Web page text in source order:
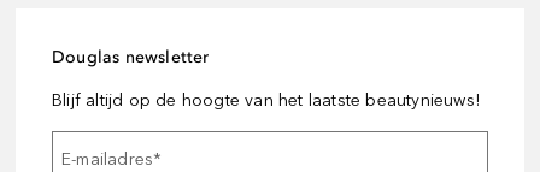
Douglas newsletter
Blijf altijd op de hoogte van het laatste beautynieuws!
E-mailadres*